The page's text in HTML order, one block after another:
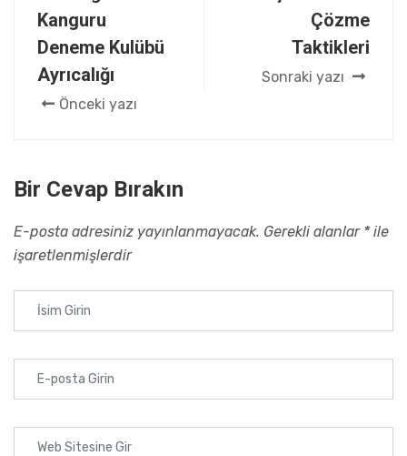
Kanguru
Deneme Kulübü
Ayrıcalığı
Önceki yazı
Çözme
Taktikleri
Sonraki yazı
Bir Cevap Bırakın
E-posta adresiniz yayınlanmayacak. Gerekli alanlar * ile
işaretlenmişlerdir